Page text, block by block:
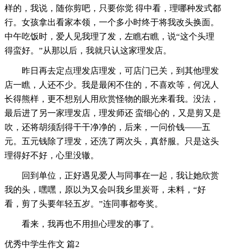
样的，我说，随你剪吧，只要你觉 得中看，理哪种发式都
行。女孩拿出看家本领，一个多小时终于将我改头换面。
中午吃饭时，爱人见我理了发，左瞧右瞧，说“这个头理
得蛮好。”从那以后，我就只认这家理发店。
昨日再去定点理发店理发，可店门已关，到其他理发
店一瞧，人还不少。我是最闲不住的，不喜欢等，何况人
长得熊样，更不想别人用欣赏怪物的眼光来看我。没法，
最后进了另一家理发店，理发师还 蛮细心的，又是剪又是
吹，还将胡须刮得干干净净的，后来，一问价钱——五
元。五元钱除了理发，还洗了两次头，真舒服。只是这头
理得好不好，心里没辙。
回到单位，正好遇见爱人与同事在一起，我让她欣赏
我的头，嘿嘿，原以为又会叫我乡里炭哥，未料，“好
看，剪了头要年轻五岁。”连同事都夸奖。
看来，我再也不用担心理发的事了。
优秀中学生作文 篇2